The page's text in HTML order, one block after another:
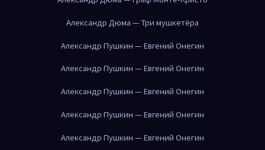
Александр Дюма — Три мушкетёра
Александр Пушкин — Евгений Онегин
Александр Пушкин — Евгений Онегин
Александр Пушкин — Евгений Онегин
Александр Пушкин — Евгений Онегин
Александр Пушкин — Евгений Онегин